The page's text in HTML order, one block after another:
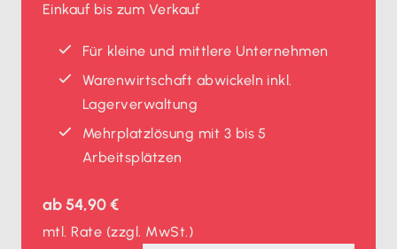
Einkauf bis zum Verkauf
Für kleine und mittlere Unternehmen
Warenwirtschaft abwickeln inkl.
Lagerverwaltung
Mehrplatzlösung mit 3 bis 5
Arbeitsplätzen
ab54,90 €
mtl. Rate (zzgl. MwSt.)